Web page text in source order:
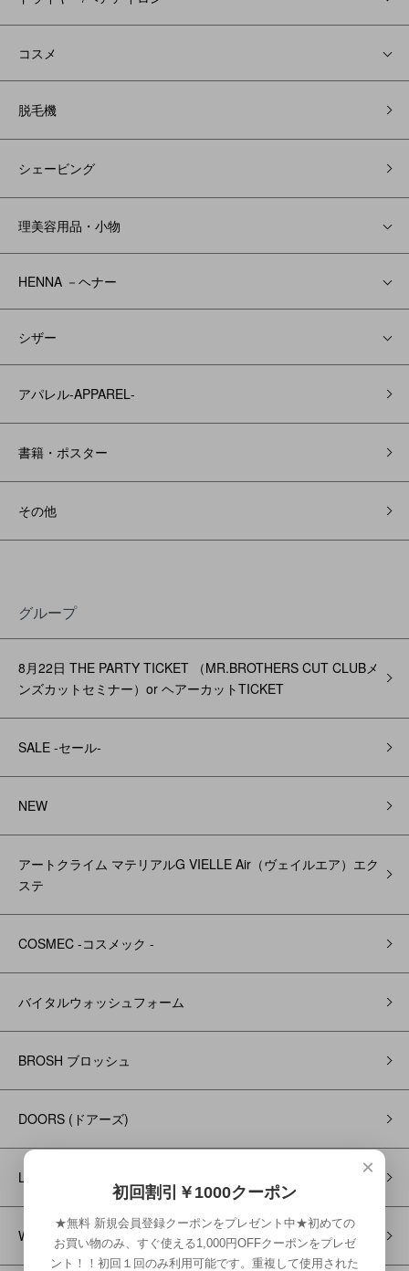
コスメ
脱毛機
シェービング
理美容用品・小物
HENNA －ヘナー
シザー
アパレル‐APPAREL‐
書籍・ポスター
その他
グループ
8月22日 THE PARTY TICKET （MR.BROTHERS CUT CLUBメ
ンズカットセミナー）or ヘアーカットTICKET
SALE -セール-
NEW
アートクライム マテリアルG VIELLE Air（ヴェイルエア）エク
ステ
COSMEC -コスメック -
バイタルウォッシュフォーム
BROSH ブロッシュ
DOORS (ドアーズ)
Little Scientist - リトルサイエンティスト
WAHL-ウォール-
×
初回割引￥1000クーポン
★無料 新規会員登録クーポンをプレゼント中★初めての
お買い物のみ、すぐ使える1,000円OFFクーポンをプレゼ
ント！！初回１回のみ利用可能です。重複して使用された